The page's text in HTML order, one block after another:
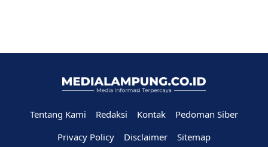
Tentang Kami Redaksi Kontak
Pedoman Siber
Privacy Policy
Disclaimer Sitemap